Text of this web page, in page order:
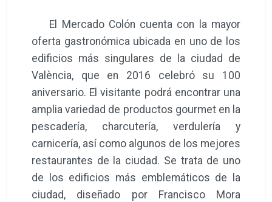
El Mercado Colón cuenta con la mayor
oferta gastronómica ubicada en uno de los
edificios más singulares de la ciudad de
València, que en 2016 celebró su 100
aniversario. El visitante podrá encontrar una
amplia variedad de productos gourmet en la
pescadería, charcutería, verdulería y
carnicería, así como algunos de los mejores
restaurantes de la ciudad. Se trata de uno
de los edificios más emblemáticos de la
ciudad, diseñado por Francisco Mora